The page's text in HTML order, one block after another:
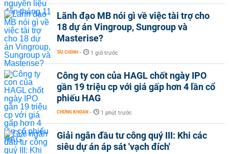
Lãnh đạo MB nói gì về việc tài trợ cho
18 dự án Vingroup, Sungroup và
Masterise?
TÀI CHÍNH - 1 giờ trước
Công ty con của HAGL chốt ngày IPO
gần 19 triệu cp với giá gấp hơn 4 lần cổ
phiếu HAG
CHỨNG KHOÁN - 1 phút trước
Giải ngân đầu tư công quý III: Khi các
siêu dự án áp sát 'vạch đích'